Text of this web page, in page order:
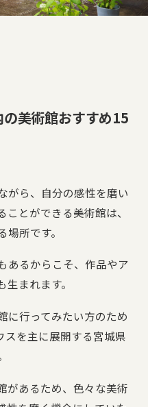
美術館おすすめ15
がら、自分の感性を磨い
とができる美術館は、
所です。
あるからこそ、作品やア
まれます。
に行ってみたい方のため
を主に展開する宮城県
があるため、色々な美術